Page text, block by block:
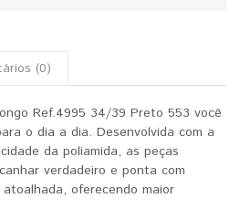
(0)
Ref.4995 34/39 Preto 553 você
o dia a dia. Desenvolvida com a
da poliamida, as peças
verdadeiro e ponta com
oferecendo maior